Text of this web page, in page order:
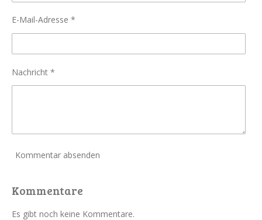
E-Mail-Adresse *
Nachricht *
Kommentar absenden
Kommentare
Es gibt noch keine Kommentare.